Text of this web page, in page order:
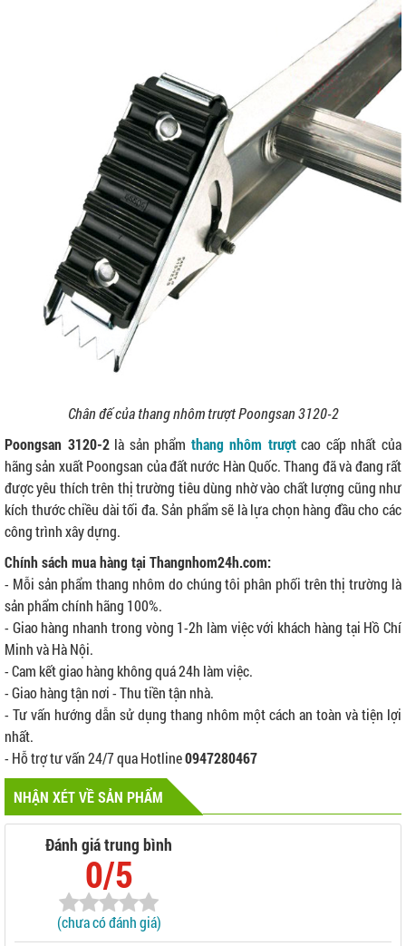
Chân đế của thang nhôm trượt Poongsan 3120-2
Poongsan 3120-2là sản phẩm thang nhôm trượtcao cấp nhất của
hãng sản xuất Poongsan của đất nước Hàn Quốc. Thang đã và đang rất
được yêu thích trên thị trường tiêu dùng nhờ vào chất lượng cũng như
kích thước chiều dài tối đa. Sản phẩm sẽ là lựa chọn hàng đầu cho các
công trình xây dựng.
Chính sách mua hàng tại Thangnhom24h.com:
- Mỗi sản phẩm thang nhôm do chúng tôi phân phối trên thị trường là
sản phẩm chính hãng 100%.
- Giao hàng nhanh trong vòng 1-2h làm việc với khách hàng tại Hồ Chí
Minh và Hà Nội.
- Cam kết giao hàng không quá 24h làm việc.
- Giao hàng tận nơi - Thu tiền tận nhà.
- Tư vấn hướng dẫn sử dụng thang nhôm một cách an toàn và tiện lợi
nhất.
- Hỗ trợ tư vấn 24/7 qua Hotline0947280467
NHẬN XÉT VỀ SẢN PHẨM
Đánh giá trung bình
0/5
(chưa có đánh giá)